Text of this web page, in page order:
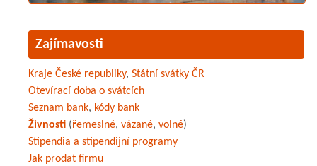
Zajímavosti
Kraje České republiky, Státní svátky ČR
Otevírací doba o svátcích
Seznam bank, kódy bank
Živnosti (řemeslné, vázané, volné)
Stipendia a stipendijní programy
Jak prodat firmu